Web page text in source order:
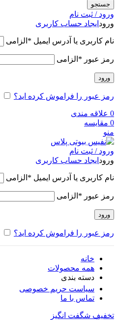
جستجو
ورود / ثبت نام
ورود ایجاد حساب کاربری
نام کاربری یا آدرس ایمیل * الزامی
رمز عبور * الزامی
ورود
رمز عبور را فراموش کرده اید؟
0 علاقه مندی
0 مقایسه
منو
ورود / ثبت نام
ورود ایجاد حساب کاربری
نام کاربری یا آدرس ایمیل * الزامی
رمز عبور * الزامی
ورود
رمز عبور را فراموش کرده اید؟
خانه
همه محصولات
دسته بندی
سیاست حریم خصوصی
تماس با ما
تخفیف شگفت انگیز